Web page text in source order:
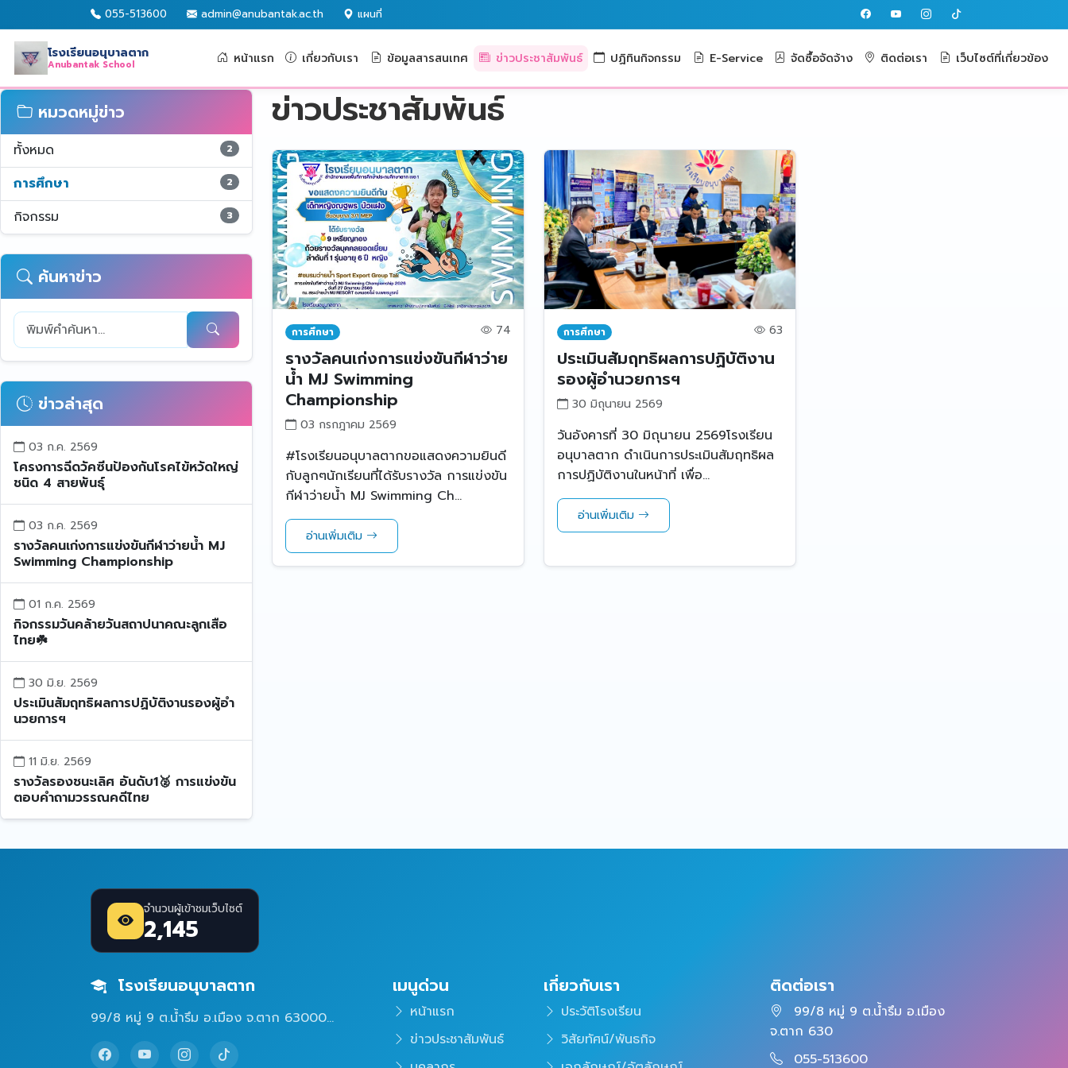
055-513600 admin@anubantak.ac.th แผนที่
โรงเรียนอนุบาลตาก
Anubantak School หน้าแรก เกี่ยวกับเรา ข้อมูลสารสนเทศ ข่าวประชาสัมพันธ์ ปฏิทินกิจกรรม E-Service จัดซื้อจัดจ้าง ติดต่อเรา เว็บไซต์ที่เกี่ยวข้อง
หมวดหมู่ข่าว
ทั้งหมด 2
การศึกษา 2
กิจกรรม 3
ค้นหาข่าว
ข่าวล่าสุด
03 ก.ค. 2569
โครงการฉีดวัคซีนป้องกันโรคไข้หวัดใหญ่
ชนิด 4 สายพันธุ์
03 ก.ค. 2569
รางวัลคนเก่งการแข่งขันกีฬาว่ายน้ำ MJ
Swimming Championship
01 ก.ค. 2569
กิจกรรมวันคล้ายวันสถาปนาคณะลูกเสือ
ไทย☘️
30 มิ.ย. 2569
ประเมินสัมฤทธิผลการปฏิบัติงานรองผู้อำ
นวยการฯ
11 มิ.ย. 2569
รางวัลรองชนะเลิศ อันดับ1🥈 การแข่งขัน
ตอบคำถามวรรณคดีไทย
ข่าวประชาสัมพันธ์
การศึกษา 74
รางวัลคนเก่งการแข่งขันกีฬาว่าย
น้ำ MJ Swimming
Championship
03 กรกฎาคม 2569
#โรงเรียนอนุบาลตากขอแสดงความยินดี
กับลูกๆนักเรียนที่ได้รับรางวัล การแข่งขัน
กีฬาว่ายน้ำ MJ Swimming Ch...
อ่านเพิ่มเติม
การศึกษา 63
ประเมินสัมฤทธิผลการปฏิบัติงาน
รองผู้อำนวยการฯ
30 มิถุนายน 2569
วันอังคารที่ 30 มิถุนายน 2569โรงเรียน
อนุบาลตาก ดำเนินการประเมินสัมฤทธิผล
การปฏิบัติงานในหน้าที่ เพื่อ...
อ่านเพิ่มเติม
จำนวนผู้เข้าชมเว็บไซต์
2,145
โรงเรียนอนุบาลตาก
99/8 หมู่ 9 ต.น้ำรึม อ.เมือง จ.ตาก 63000...
เมนูด่วน
หน้าแรก
ข่าวประชาสัมพันธ์
เกี่ยวกับเรา
ประวัติโรงเรียน
วิสัยทัศน์/พันธกิจ
ติดต่อเรา
99/8 หมู่ 9 ต.น้ำรึม อ.เมือง
จ.ตาก 630
055-513600